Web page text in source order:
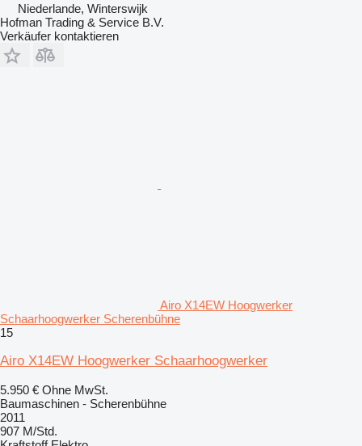
Niederlande, Winterswijk
Hofman Trading & Service B.V.
Verkäufer kontaktieren
Airo X14EW Hoogwerker
Schaarhoogwerker Scherenbühne
15
Airo X14EW Hoogwerker Schaarhoogwerker
5.950 € Ohne MwSt.
Baumaschinen - Scherenbühne
2011
907 M/Std.